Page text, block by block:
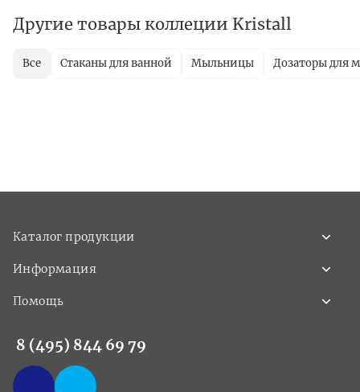
Другие товары коллеции Kristall
Все Стаканы для ванной Мыльницы Дозаторы для
Каталог продукции
Информация
Помощь
8 (495) 844 69 79